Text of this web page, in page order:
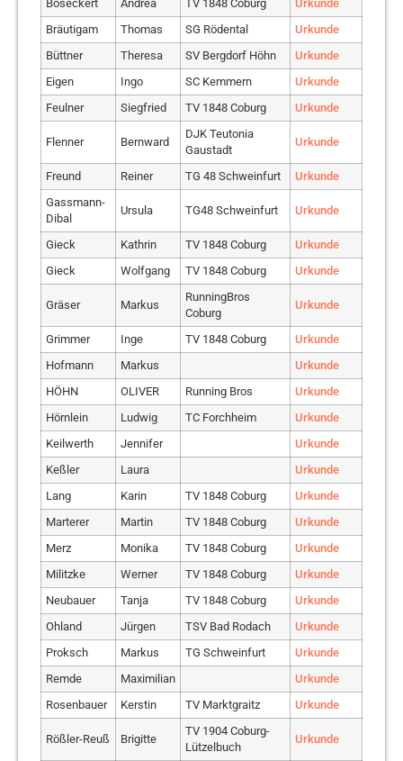
Boseckert
Andrea TV 1848 Coburg
Urkunde
Bräutigam
Thomas SG Rödental
Urkunde
Büttner
Theresa SV Bergdorf Höhn
Urkunde
Eigen
Ingo SC Kemmern
Urkunde
Feulner
Siegfried TV 1848 Coburg Urkunde
Flenner Bernward
DJK Teutonia
Gaustadt
Urkunde
Freund Reiner TG 48 Schweinfurt
Urkunde
Gassmann-
Dibal
Ursula TG48 Schweinfurt Urkunde
Gieck Kathrin TV 1848 Coburg
Urkunde
Gieck
Wolfgang TV 1848 Coburg Urkunde
Gräser Markus
RunningBros
Coburg
Urkunde
Grimmer Inge TV 1848 Coburg
Urkunde
Hofmann
Markus
Urkunde
HÖHN
OLIVER Running Bros
Urkunde
Hörnlein
Ludwig TC Forchheim
Urkunde
Keilwerth
Jennifer
Urkunde
Keßler
Laura
Urkunde
Lang
Karin TV 1848 Coburg
Urkunde
Marterer
Martin TV 1848 Coburg
Urkunde
Merz
Monika TV 1848 Coburg
Urkunde
Militzke
Werner TV 1848 Coburg
Urkunde
Neubauer
Tanja TV 1848 Coburg
Urkunde
Ohland
Jürgen TSV Bad Rodach
Urkunde
Proksch
Markus TG Schweinfurt
Urkunde
Remde
Maximilian
Urkunde
Rosenbauer
Kerstin TV Marktgraitz Urkunde
Rößler-Reuß Brigitte
TV 1904 Coburg-
Lützelbuch
Urkunde
CARL
Carolin TSV Buchenrod
Urkunde
Christ
Daniela TV1848 Coburg
Urkunde
Deeg
Philipp TG 48 Schweinfurt
Urkunde
Dreßel
Stefan
Urkunde
Fischer
Florian
Urkunde
FSV Großenseebach
Freitag Florian Urkunde
Garus Melanie
Weinbergschnecken
Urkunde
Greiner Andreas SV Bergdorf Höhn Urkunde
Hahn Lukas
Social Running Club
Coburg
Urkunde
Harreß Doreen Urkunde
Herr Stefan
SV Schottenstein / 1.
FC Trieb
Urkunde
Heurung Markus Haßfurt Runners
Urkunde
Hilbert
Jens Haßfurt Runners
Urkunde
Hopf
Jens-Uwe RunningBros Coburg Urkunde
Konstantinidis Detlef
Freaky Friday
Runners Bamberg
Urkunde
Köpenick Diana TV 1848 Coburg
Urkunde
Körber
Stephan
Urkunde
Kreckel
Silke Urkunde
Krenz Andreas
SV Bergdorf-Höhn /
Team Land Rover
Urkunde
Lehmann Tina TV 1848 Coburg
Urkunde
Leuchtmann
Phillipp
Urkunde
Lieb
Christine TV 1848 Coburg
Urkunde
RunningBros Coburg
Degner
Frank SV Schottenstein Urkunde
Dömming Olaf
Rennsteiglaufverein
Laufgruppe Süd
Urkunde
Douverne Ulrich
Urkunde
Geuß
Klaus SC Kemmern
Urkunde
Grambole
Luis TV 1848 Coburg
Urkunde
Hellinger
Regina ASC Marktrodach
Urkunde
Huhn
Elke TG 48 Schweinfurt Urkunde
Kempmann Stefan
Lützelbuch e. V.
Urkunde
Kiesel Horst TG 48 Schweinfurt
Urkunde
König
Michael CoRa
Urkunde
TG 48 Schweinfurt
TSV 1860 Staffelstein
Ralf TSV 1860 Staffelstein
Kurt Jutta
e.V.
Urkunde
Lang Werner Tg 48 Schweinfurt
Urkunde
Lieb
Stephanie
Urkunde
Militzke
Martin
Urkunde
Pfeuffer
Roland SV Schottenstein
Urkunde
Postler
Nicole SC Kemmern
Urkunde
Pröscholdt
Willi Urkunde
Rosch
Paul
Jasper
Urkunde
Schindhelm Lucas SV Bergdorf-Höhn
Urkunde
Schubert
Jörg SV Bergdorf Höhn Urkunde
Schumann Peter
Rennsteiglaufverein
Urkunde
Weiß Oliver RunningBros Coburg
Urkunde
Wicht
Lukas SC Kemmern Urkunde